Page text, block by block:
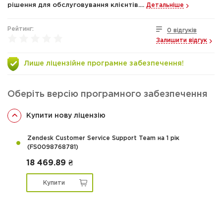
рішення для обслуговування клієнтів.... Детальніше
Рейтинг:
0 відгуків
Залишити відгук
Лише ліцензійне програмне забезпечення!
Оберіть версію програмного забезпечення
Купити нову ліцензію
Zendesk Customer Service Support Team на 1 рік
(FS0098768781)
18 469.89 ₴
Купити